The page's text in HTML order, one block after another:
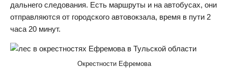
дальнего следования. Есть маршруты и на автобусах, они
отправляются от городского автовокзала, время в пути 2
часа 20 минут.
Окрестности Ефремова